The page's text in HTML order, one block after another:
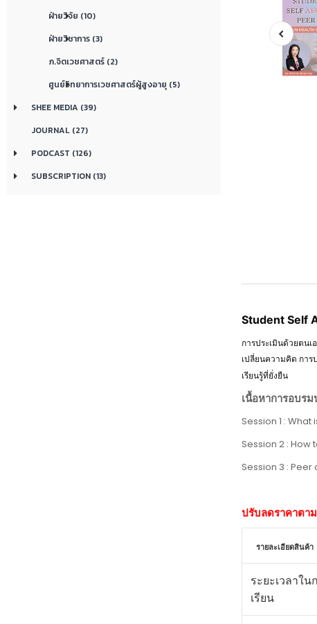
ฝ่ายวิจัย (10)
ฝ่ายวิชาการ (3)
ภ.จิตเวชศาสตร์ (2)
ศูนย์วิทยาการเวชศาสตร์ผู้สูงอายุ (5)
SHEE MEDIA (39)
JOURNAL (27)
PODCAST (126)
SUBSCRIPTION (13)
Student Self
การประเมินด้วยตน
เปลี่ยนความคิด การ
เรียนรู้ที่ยั่งยืน
เนื้อหาการอบร
Session 1 :
Session 2 : How
Session 3 : Peer
ปรับลดราคาตา
รายละเอียดสินค้า
ระยะเวลาใน
เรียน